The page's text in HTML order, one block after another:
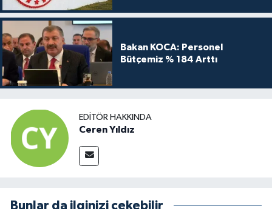
Bakan KOCA: Personel
Bütçemiz % 184 Arttı
EDITÖR HAKKINDA
Ceren Yıldız
Bunlar da ilginizi çekebilir